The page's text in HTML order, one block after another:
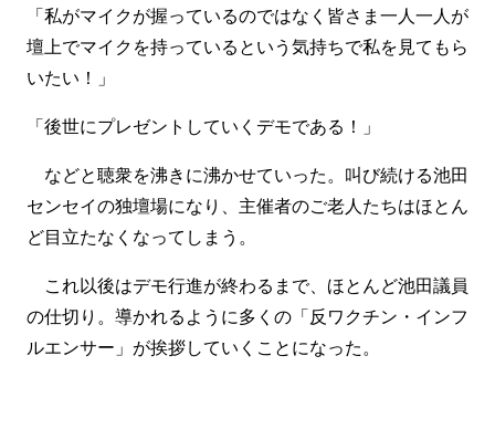
「私がマイクが握っているのではなく皆さま一人一人が
壇上でマイクを持っているという気持ちで私を見てもら
いたい！」
「後世にプレゼントしていくデモである！」
などと聴衆を沸きに沸かせていった。叫び続ける池田
センセイの独壇場になり、主催者のご老人たちはほとん
ど目立たなくなってしまう。
これ以後はデモ行進が終わるまで、ほとんど池田議員
の仕切り。導かれるように多くの「反ワクチン・インフ
ルエンサー」が挨拶していくことになった。